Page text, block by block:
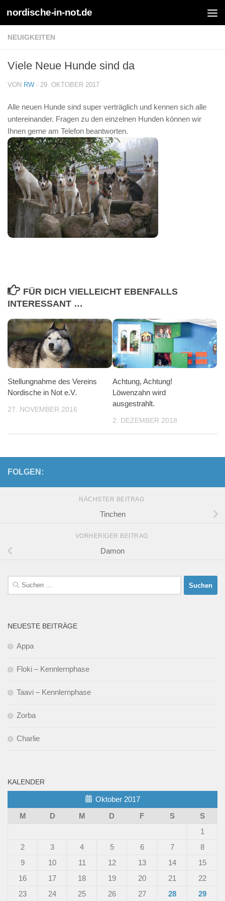
Zum Inhalt springen
nordische-in-not.de
NEUIGKEITEN
Viele Neue Hunde sind da
VON RW · 29. OKTOBER 2017
Alle neuen Hunde sind super verträglich und kennen sich alle
untereinander. Fragen zu den einzelnen Hunden können wir
Ihnen gerne am Telefon beantworten.
FÜR DICH VIELLEICHT EBENFALLS
INTERESSANT …
Stellungnahme des Vereins
Nordische in Not e.V.
27. NOVEMBER 2016
Achtung, Achtung!
Löwenzahn wird
ausgestrahlt.
2. DEZEMBER 2018
FOLGEN:
NÄCHSTER BEITRAG
Tinchen
VORHERIGER BEITRAG
Damon
Suchen
nach:
NEUESTE BEITRÄGE
Appa
Floki – Kennlernphase
Taavi – Kennlernphase
Zorba
Charlie
KALENDER
Oktober 2017
M
D M D F S
S
1
2
3 4 5 6 7
8
9
10 11 12 13 14
15
16
17 18 19 20 21
22
23
24 25 26 27 28 29